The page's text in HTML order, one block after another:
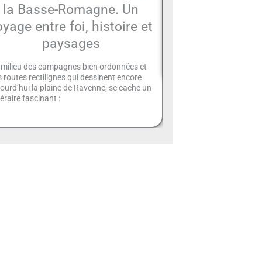
la Basse-Romagne. Un
entre foi, histoire et
paysages
des campagnes bien ordonnées et
routes rectilignes qui dessinent encore
la plaine de Ravenne, se cache un
fascinant :